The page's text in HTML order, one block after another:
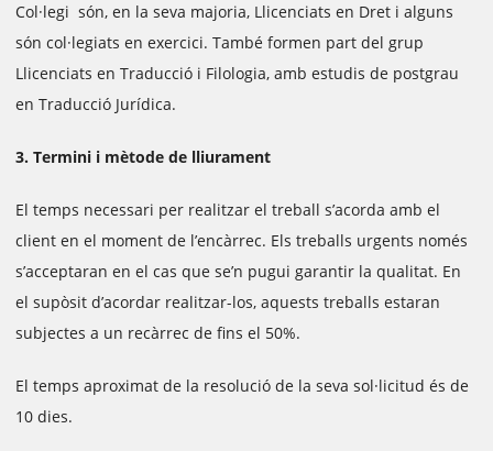
Col·legi són, en la seva majoria, Llicenciats en Dret i alguns
són col·legiats en exercici. També formen part del grup
Llicenciats en Traducció i Filologia, amb estudis de postgrau
en Traducció Jurídica.
3. Termini i mètode de lliurament
El temps necessari per realitzar el treball s’acorda amb el
client en el moment de l’encàrrec. Els treballs urgents només
s’acceptaran en el cas que se’n pugui garantir la qualitat. En
el supòsit d’acordar realitzar-los, aquests treballs estaran
subjectes a un recàrrec de fins el 50%.
El temps aproximat de la resolució de la seva sol·licitud és de
10 dies.